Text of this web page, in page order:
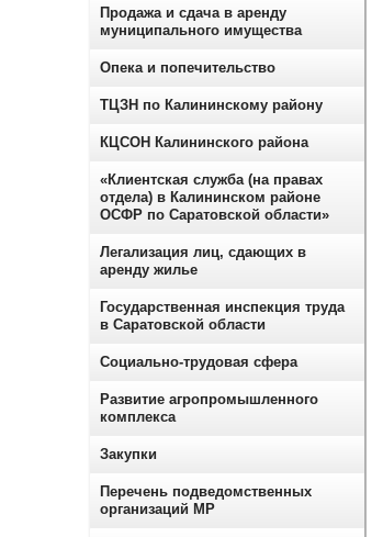
Продажа и сдача в аренду
муниципального имущества
Опека и попечительство
ТЦЗН по Калининскому району
КЦСОН Калининского района
«Клиентская служба (на правах
отдела) в Калининском районе
ОСФР по Саратовской области»
Легализация лиц, сдающих в
аренду жилье
Государственная инспекция труда
в Саратовской области
Социально-трудовая сфера
Развитие агропромышленного
комплекса
Закупки
Перечень подведомственных
организаций МР